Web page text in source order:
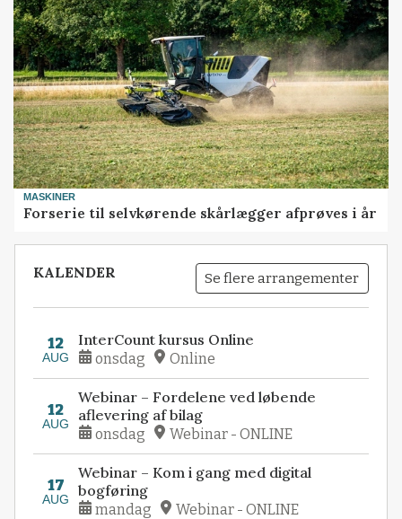
MASKINER
Forserie til selvkørende skårlægger afprøves i år
KALENDER Se flere arrangementer
12
AUG
InterCount kursus Online
onsdag Online
12
AUG
Webinar – Fordelene ved løbende
aflevering af bilag
onsdag Webinar - ONLINE
17
AUG
Webinar – Kom i gang med digital
bogføring
mandag Webinar - ONLINE